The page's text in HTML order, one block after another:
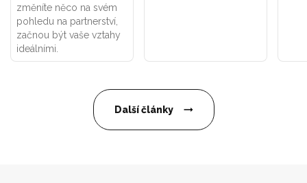
změníte něco na svém
pohledu na partnerství,
začnou být vaše vztahy
ideálními.
Další články